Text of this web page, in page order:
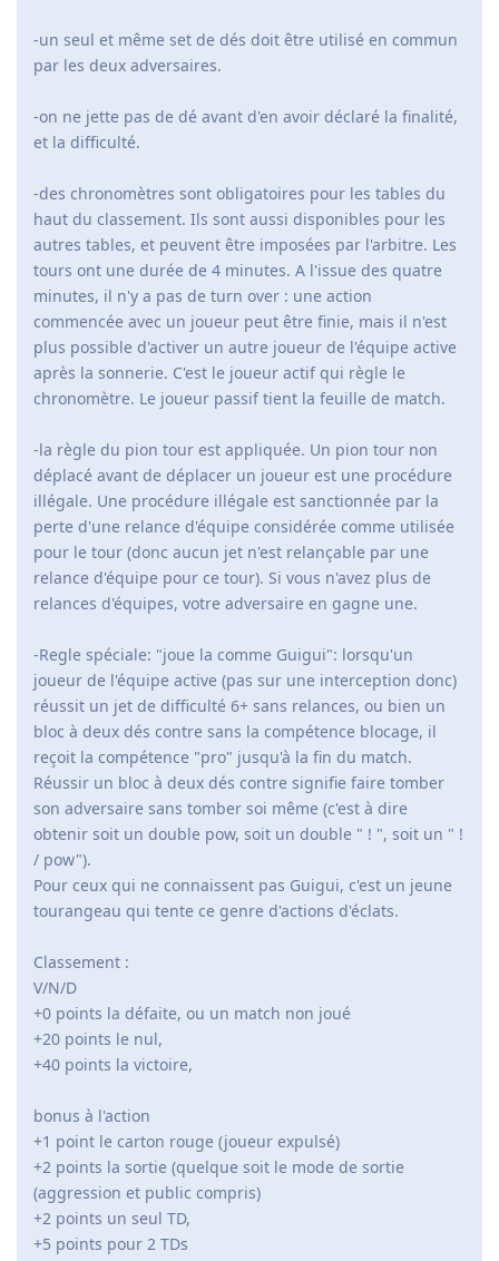
-un seul et même set de dés doit être utilisé en commun
par les deux adversaires.
-on ne jette pas de dé avant d'en avoir déclaré la finalité,
et la difficulté.
-des chronomètres sont obligatoires pour les tables du
haut du classement. Ils sont aussi disponibles pour les
autres tables, et peuvent être imposées par l'arbitre. Les
tours ont une durée de 4 minutes. A l'issue des quatre
minutes, il n'y a pas de turn over : une action
commencée avec un joueur peut être finie, mais il n'est
plus possible d'activer un autre joueur de l'équipe active
après la sonnerie. C'est le joueur actif qui règle le
chronomètre. Le joueur passif tient la feuille de match.
-la règle du pion tour est appliquée. Un pion tour non
déplacé avant de déplacer un joueur est une procédure
illégale. Une procédure illégale est sanctionnée par la
perte d'une relance d'équipe considérée comme utilisée
pour le tour (donc aucun jet n'est relançable par une
relance d'équipe pour ce tour). Si vous n'avez plus de
relances d'équipes, votre adversaire en gagne une.
-Regle spéciale: "joue la comme Guigui": lorsqu'un
joueur de l'équipe active (pas sur une interception donc)
réussit un jet de difficulté 6+ sans relances, ou bien un
bloc à deux dés contre sans la compétence blocage, il
reçoit la compétence "pro" jusqu'à la fin du match.
Réussir un bloc à deux dés contre signifie faire tomber
son adversaire sans tomber soi même (c'est à dire
obtenir soit un double pow, soit un double " ! ", soit un " !
/ pow").
Pour ceux qui ne connaissent pas Guigui, c'est un jeune
tourangeau qui tente ce genre d'actions d'éclats.
Classement :
V/N/D
+0 points la défaite, ou un match non joué
+20 points le nul,
+40 points la victoire,
bonus à l'action
+1 point le carton rouge (joueur expulsé)
+2 points la sortie (quelque soit le mode de sortie
(aggression et public compris)
+2 points un seul TD,
+5 points pour 2 TDs